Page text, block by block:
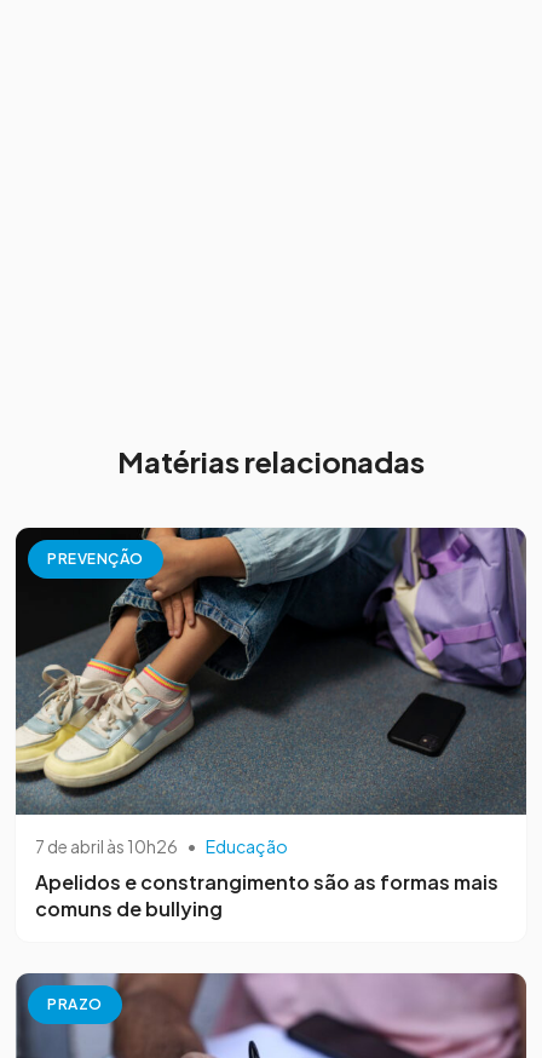
Matérias relacionadas
PREVENÇÃO
7 de abril às 10h26 • Educação
Apelidos e constrangimento são as formas mais
comuns de bullying
PRAZO